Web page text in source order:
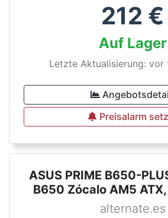
212 €
Auf Lager
Letzte Aktualisierung: vor
Preisalarm
ASUS PRIME B650-
B650 Zócalo AM5
alternate.es